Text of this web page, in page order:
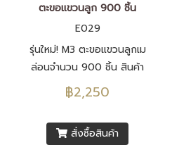
ตะขอแขวนลูก 900 ชิ้น
E029
รุ่นใหม่! M3 ตะขอแขวนลูกเม
ล่อนจำนวน 900 ชิ้น สินค้า
พิเศษจาก Rukkla.com
฿2,250
สั่งซื้อสินค้า